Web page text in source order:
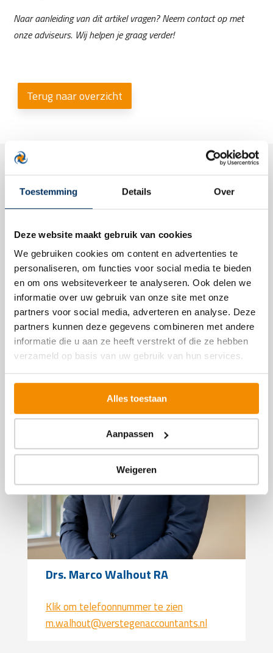
Toestemming Details Over
Deze website maakt gebruik van cookies
We gebruiken cookies om content en advertenties te
personaliseren, om functies voor social media te bieden
en om ons websiteverkeer te analyseren. Ook delen we
informatie over uw gebruik van onze site met onze
partners voor social media, adverteren en analyse. Deze
partners kunnen deze gegevens combineren met andere
informatie die u aan ze heeft verstrekt of die ze hebben
verzameld op basis van uw gebruik van hun services.
Alles toestaan
Aanpassen
Weigeren
Naar aanleiding van dit artikel vragen? Neem contact op met
onze adviseurs. Wij helpen je graag verder!
Terug naar overzicht
Contact
Bent u nieuwsgierig wat wij voor u kunnen
betekenen? Aarzel niet contact op te nemen met
ons. Samen bespreken we de mogelijkheden.
Drs. Marco Walhout RA
Klik om telefoonnummer te zien
m.walhout@verstegenaccountants.nl